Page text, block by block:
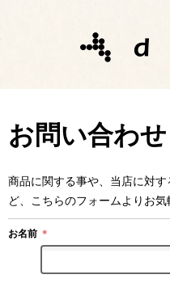
お問い合わせ
商品に関する事や、当店に対
ど、こちらのフォームよりお気
お名前 ＊